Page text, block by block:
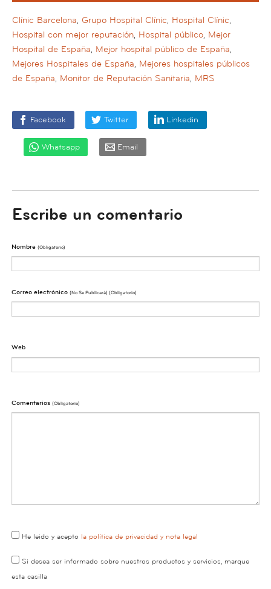
Clínic Barcelona, Grupo Hospital Clínic, Hospital Clínic,
Hospital con mejor reputación, Hospital público, Mejor
Hospital de España, Mejor hospital público de España,
Mejores Hospitales de España, Mejores hospitales públicos
de España, Monitor de Reputación Sanitaria, MRS
Facebook Twitter Linkedin
Whatsapp Email
Escribe un comentario
Nombre (obligatorio)
Correo electrónico (No Se Publicarà) (obligatorio)
Web
Comentarios (obligatorio)
He leido y acepto la política de privacidad y nota legal
Si desea ser informado sobre nuestros productos y servicios, marque
esta casilla